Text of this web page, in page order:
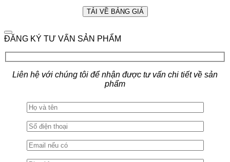
ĐĂNG KÝ TƯ VẤN SẢN PHẨM
Liên hệ với chúng tôi để nhận được tư vấn chi tiết về sản
phẩm